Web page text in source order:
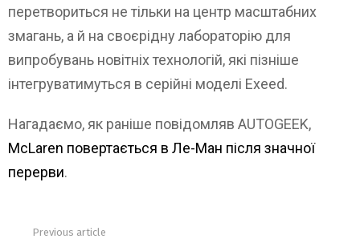
перетвориться не тільки на центр масштабних
змагань, а й на своєрідну лабораторію для
випробувань новітніх технологій, які пізніше
інтегруватимуться в серійні моделі Exeed.
Нагадаємо, як раніше повідомляв AUTOGEEK,
McLaren повертається в Ле-Ман після значної
перерви.
Previous article